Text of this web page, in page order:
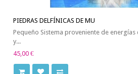
PIEDRAS DELFÍNICAS DE MU
Pequeño Sistema proveniente de
y...
45,00 €